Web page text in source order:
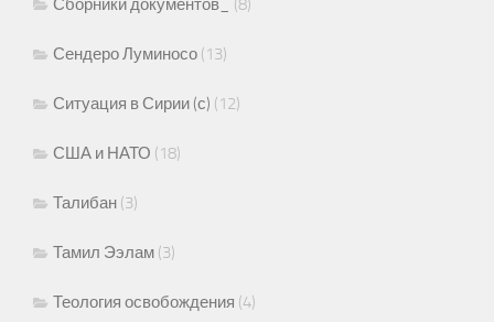
Сборники документов_ (8)
Сендеро Луминосо (13)
Ситуация в Сирии (с) (12)
США и НАТО (18)
Талибан (3)
Тамил Ээлам (3)
Теология освобождения (4)